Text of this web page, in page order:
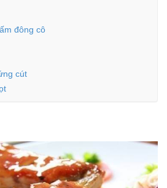
đông cô
cút